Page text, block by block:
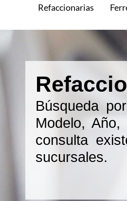
Búsqueda
Modelo, Año,
consulta
sucursales.
Refaccionarias